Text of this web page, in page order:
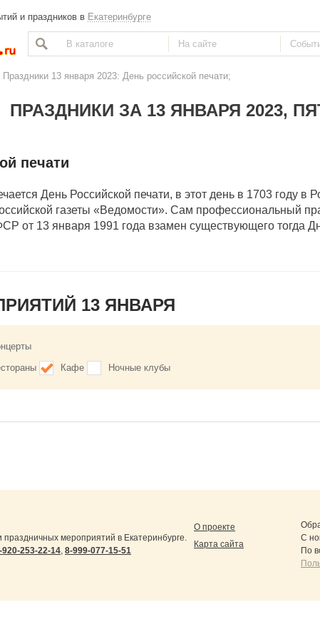
и праздников в Екатеринбурге
Праздники 13 января 2023: День российской печати;
ПРАЗДНИКИ ЗА 13 ЯНВАРЯ 2023,
печати
День Российской печати, в этот день в 1703 году в
газеты «Ведомости». Сам профессиональный
от 13 января 1991 года взамен существующего тогда
13 ЯНВАРЯ
Кафе Ночные клубы
мероприятий в Екатеринбурге.
920-253-22-14, 8-999-077-15-51
О проекте
Карта сайта
С
По